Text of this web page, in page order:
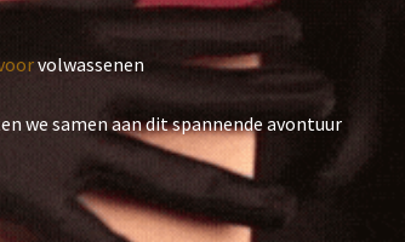
volwassenen
we samen aan dit spannende avontuur